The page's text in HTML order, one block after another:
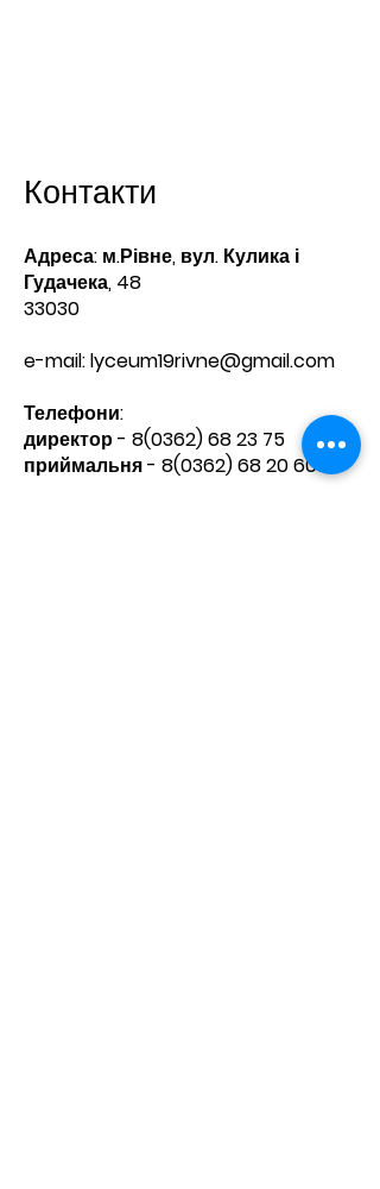
Контакти
Адреса: м.Рівне, вул. Кулика і
Гудачека, 48
33030
e-mail:lyceum19rivne@gmail.com
Телефони:​
директор - 8(0362) 68 23 75
приймальня - 8(0362) 68 20 60